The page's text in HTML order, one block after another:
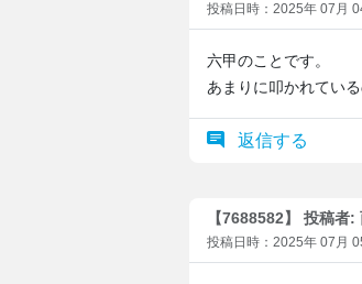
投稿日時：2025年 07月
六甲のことです。
あまりに叩かれてい
返信する
【7688582】 投稿者:
投稿日時：2025年 07月